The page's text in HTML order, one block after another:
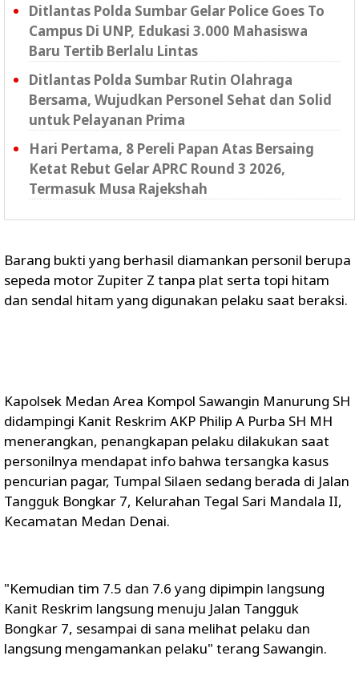
Ditlantas Polda Sumbar Gelar Police Goes To
Campus Di UNP, Edukasi 3.000 Mahasiswa
Baru Tertib Berlalu Lintas
Ditlantas Polda Sumbar Rutin Olahraga
Bersama, Wujudkan Personel Sehat dan Solid
untuk Pelayanan Prima
Hari Pertama, 8 Pereli Papan Atas Bersaing
Ketat Rebut Gelar APRC Round 3 2026,
Termasuk Musa Rajekshah
Barang bukti yang berhasil diamankan personil berupa
sepeda motor Zupiter Z tanpa plat serta topi hitam
dan sendal hitam yang digunakan pelaku saat beraksi.
Kapolsek Medan Area Kompol Sawangin Manurung SH
didampingi Kanit Reskrim AKP Philip A Purba SH MH
menerangkan, penangkapan pelaku dilakukan saat
personilnya mendapat info bahwa tersangka kasus
pencurian pagar, Tumpal Silaen sedang berada di Jalan
Tangguk Bongkar 7, Kelurahan Tegal Sari Mandala II,
Kecamatan Medan Denai.
"Kemudian tim 7.5 dan 7.6 yang dipimpin langsung
Kanit Reskrim langsung menuju Jalan Tangguk
Bongkar 7, sesampai di sana melihat pelaku dan
langsung mengamankan pelaku" terang Sawangin.